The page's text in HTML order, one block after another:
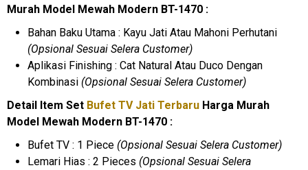
Murah Model Mewah Modern BT-1470 :
Bahan Baku Utama : Kayu Jati Atau Mahoni Perhutani
(Opsional Sesuai Selera Customer)
Aplikasi Finishing : Cat Natural Atau Duco Dengan
Kombinasi (Opsional Sesuai Selera Customer)
Detail Item Set Bufet TV Jati Terbaru Harga Murah
Model Mewah Modern BT-1470 :
Bufet TV : 1 Piece (Opsional Sesuai Selera Customer)
Lemari Hias : 2 Pieces (Opsional Sesuai Selera